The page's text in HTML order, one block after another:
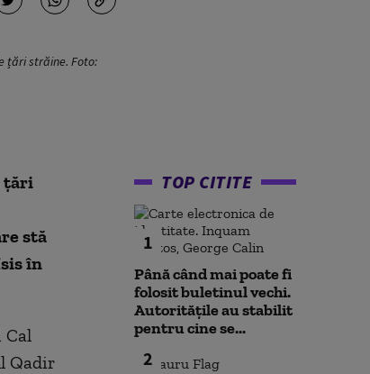
țări străine. Foto:
țări
stă
în
Cal
Qadir
TOP CITITE
1
Până când mai poate fi
folosit buletinul vechi.
Autoritățile au stabilit
pentru cine se...
2